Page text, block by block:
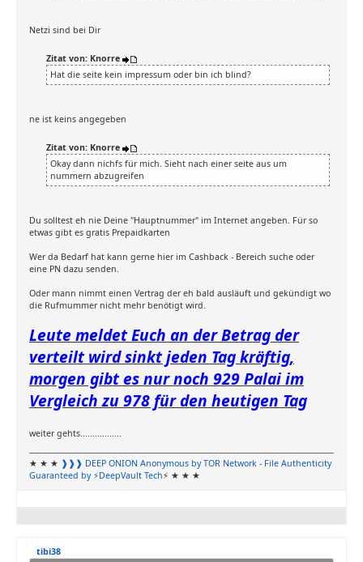
Netzi sind bei Dir
Zitat von: Knorre
Hat die seite kein impressum oder bin ich blind?
ne ist keins angegeben
Zitat von: Knorre
Okay dann nichfs für mich. Sieht nach einer seite aus um
nummern abzugreifen
Du solltest eh nie Deine "Hauptnummer" im Internet angeben. Für so
etwas gibt es gratis Prepaidkarten
Wer da Bedarf hat kann gerne hier im Cashback - Bereich suche oder
eine PN dazu senden.
Oder mann nimmt einen Vertrag der eh bald ausläuft und gekündigt wo
die Rufmummer nicht mehr benötigt wird.
Leute meldet Euch an der Betrag der
verteilt wird sinkt jeden Tag kräftig,
morgen gibt es nur noch 929 Palai im
Vergleich zu 978 für den heutigen Tag
weiter gehts.................
★ ★ ★ ❱❱❱ DEEP ONION Anonymous by TOR Network - File Authenticity
Guaranteed by ⚡DeepVault Tech⚡ ★ ★ ★
tibi38